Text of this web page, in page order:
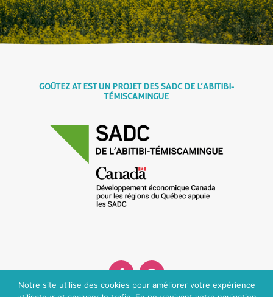
GOÛTEZ AT EST UN PROJET DES SADC DE L’ABITIBI-
TÉMISCAMINGUE
Notre site utilise des cookies pour améliorer votre expérience